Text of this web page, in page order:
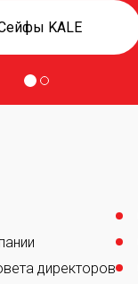
KALE
директоров